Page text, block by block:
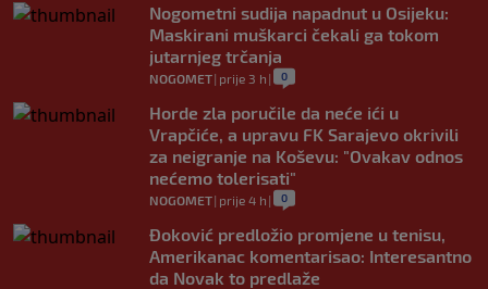
Nogometni sudija napadnut u Osijeku:
Maskirani muškarci čekali ga tokom
jutarnjeg trčanja
NOGOMET| prije 3 h | 0
Horde zla poručile da neće ići u
Vrapčiće, a upravu FK Sarajevo okrivili
za neigranje na Koševu: "Ovakav odnos
nećemo tolerisati"
NOGOMET| prije 4 h | 0
Đoković predložio promjene u tenisu,
Amerikanac komentarisao: Interesantno
da Novak to predlaže